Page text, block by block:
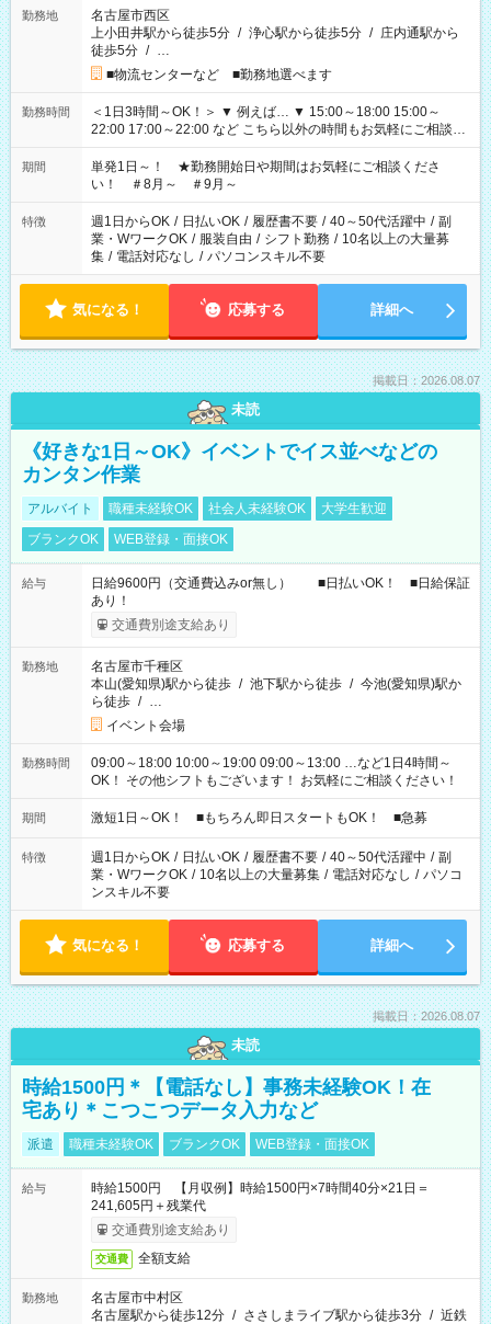
勤務地
名古屋市西区
上小田井駅から徒歩5分 / 浄心駅から徒歩5分 / 庄内通駅から
徒歩5分 / …
■物流センターなど ■勤務地選べます
勤務時間
＜1日3時間～OK！＞ ▼ 例えば… ▼ 15:00～18:00 15:00～
22:00 17:00～22:00 など こちら以外の時間もお気軽にご相談く
ださい！
期間
単発1日～！ ★勤務開始日や期間はお気軽にご相談くださ
い！ ＃8月～ ＃9月～
特徴 週1日からOK / 日払いOK / 履歴書不要 / 40～50代活躍中 / 副
業・WワークOK / 服装自由 / シフト勤務 / 10名以上の大量募
集 / 電話対応なし / パソコンスキル不要
気になる！ 応募する 詳細へ
掲載日：2026.08.07
未読
《好きな1日～OK》イベントでイス並べなどの
カンタン作業
アルバイト 職種未経験OK 社会人未経験OK
大学生歓迎
ブランクOK
WEB登録・面接OK
給与
日給9600円（交通費込みor無し） ■日払いOK！ ■日給保証
あり！
交通費別途支給あり
勤務地
名古屋市千種区
本山(愛知県)駅から徒歩 / 池下駅から徒歩 / 今池(愛知県)駅か
ら徒歩 / …
イベント会場
勤務時間
09:00～18:00 10:00～19:00 09:00～13:00 …など1日4時間～
OK！ その他シフトもございます！ お気軽にご相談ください！
期間 激短1日～OK！ ■もちろん即日スタートもOK！ ■急募
特徴 週1日からOK / 日払いOK / 履歴書不要 / 40～50代活躍中 / 副
業・WワークOK / 10名以上の大量募集 / 電話対応なし / パソコ
ンスキル不要
気になる！ 応募する 詳細へ
掲載日：2026.08.07
未読
時給1500円＊【電話なし】事務未経験OK！在
宅あり＊こつこつデータ入力など
派遣 職種未経験OK ブランクOK WEB登録・面接OK
給与
時給1500円 【月収例】時給1500円×7時間40分×21日＝
241,605円＋残業代
交通費別途支給あり
交通費 全額支給
勤務地
名古屋市中村区
名古屋駅から徒歩12分 / ささしまライブ駅から徒歩3分 / 近鉄